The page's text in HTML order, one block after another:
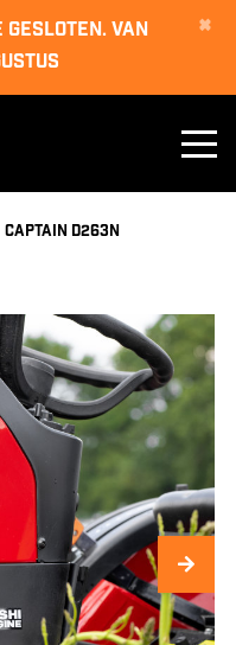
×
GESLOTEN. van
Captain D263N